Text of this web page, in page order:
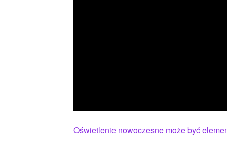
Oświetlenie nowoczesne może być